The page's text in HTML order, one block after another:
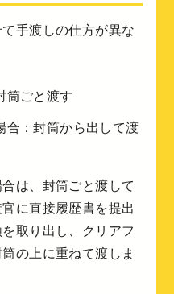
手渡しの仕方が異な
筒ごと渡す
合：封筒から出して渡
は、封筒ごと渡して
に直接履歴書を提出
取り出し、クリアフ
の上に重ねて渡しま